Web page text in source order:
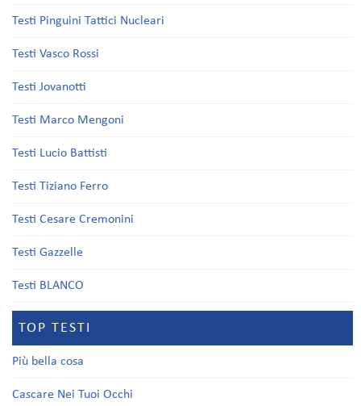
Testi Pinguini Tattici Nucleari
Testi Vasco Rossi
Testi Jovanotti
Testi Marco Mengoni
Testi Lucio Battisti
Testi Tiziano Ferro
Testi Cesare Cremonini
Testi Gazzelle
Testi BLANCO
TOP TESTI
Più bella cosa
Cascare Nei Tuoi Occhi